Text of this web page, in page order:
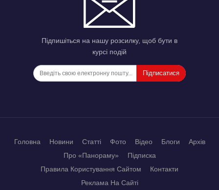
Підпишіться на нашу розсилку, щоб бути в
курсі подій
Підписатися
Головна Новини Статті Фото Відео Блоги
Архів
Про «Панораму»
Підписка
Правила Користування Сайтом
Контакти
Реклама На Сайті